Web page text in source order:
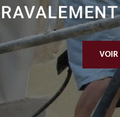
VOIR